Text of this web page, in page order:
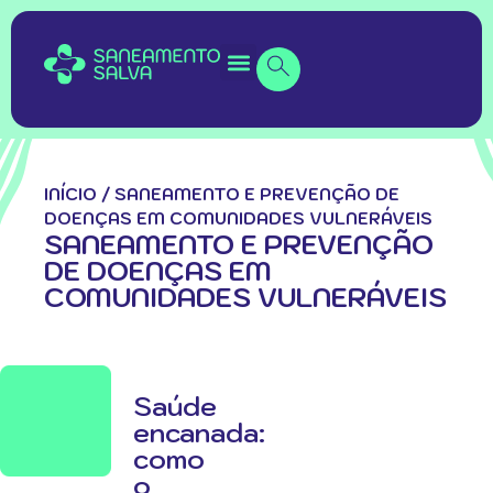
INÍCIO / SANEAMENTO E PREVENÇÃO DE
DOENÇAS EM COMUNIDADES VULNERÁVEIS
SANEAMENTO E PREVENÇÃO
DE DOENÇAS EM
COMUNIDADES VULNERÁVEIS
Saúde
encanada:
como
o